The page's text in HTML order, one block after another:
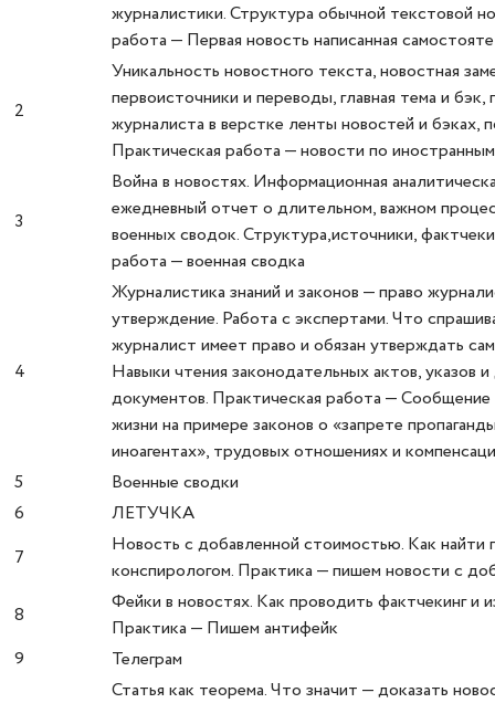
журналистики. Структура обычной текстовой
работа — Первая новость написанная
2
Уникальность новостного текста, новостная
первоисточники и переводы, главная тема и бэк,
журналиста в верстке ленты новостей и бэках,
Практическая работа — новости по
3
Война в новостях. Информационная
ежедневный отчет о длительном, важном
военных сводок. Структура,источники,
работа — военная сводка
4
Журналистика знаний и законов — право
утверждение. Работа с экспертами. Что
журналист имеет право и обязан утверждать
Навыки чтения законодательных актов, указов
документов. Практическая работа — Сообщение
жизни на примере законов о «запрете
иноагентах», трудовых отношениях и
5
Военные сводки
6
ЛЕТУЧКА
7
Новость с добавленной стоимостью. Как найти
конспирологом. Практика — пишем новости с
8
Фейки в новостях. Как проводить фактчекинг и
Практика — Пишем антифейк
9
Телеграм
Статья как теорема. Что значит — доказать